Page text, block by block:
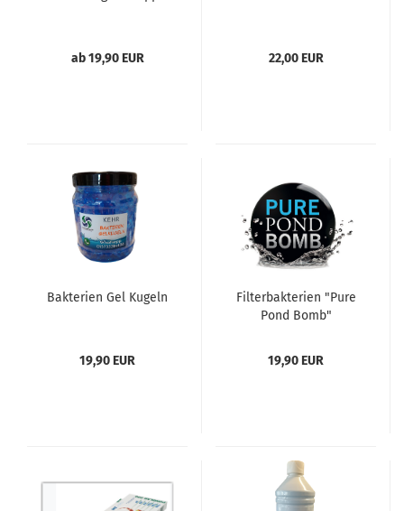
ab 19,90 EUR 22,00 EUR
Bakterien Gel Kugeln
19,90 EUR
Filterbakterien "Pure
Pond Bomb"
19,90 EUR